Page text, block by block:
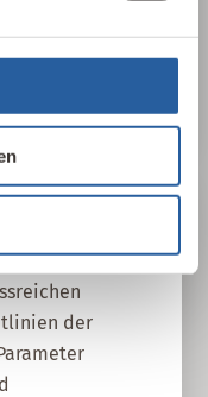
der